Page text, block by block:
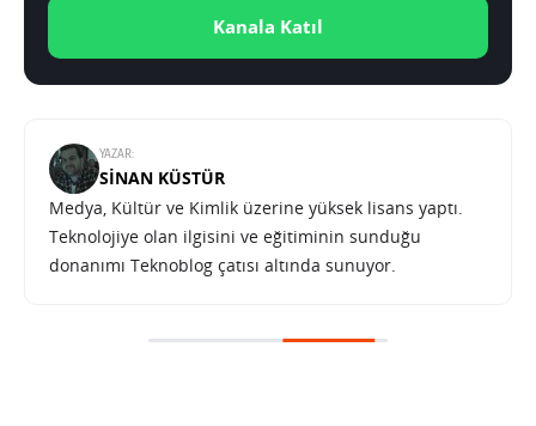
Kanala Katıl
YAZAR:
SINAN KÜSTÜR
Medya, Kültür ve Kimlik üzerine yüksek lisans yaptı.
Teknolojiye olan ilgisini ve eğitiminin sunduğu
donanımı Teknoblog çatısı altında sunuyor.